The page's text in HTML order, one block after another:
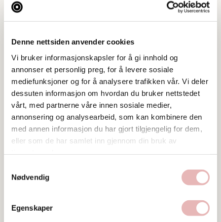
Denne nettsiden anvender cookies
Vi bruker informasjonskapsler for å gi innhold og
annonser et personlig preg, for å levere sosiale
mediefunksjoner og for å analysere trafikken vår. Vi deler
dessuten informasjon om hvordan du bruker nettstedet
vårt, med partnerne våre innen sosiale medier,
annonsering og analysearbeid, som kan kombinere den
med annen informasjon du har gjort tilgjengelig for dem,
eller som de har samlet inn gjennom din bruk av
Nødvendig
Egenskaper
Postadresse
Samuel J. Sandveds vei 16, 4319 SANDNES
Web
Besøk nettside
Ta kontakt
razik@hekkanburger.no